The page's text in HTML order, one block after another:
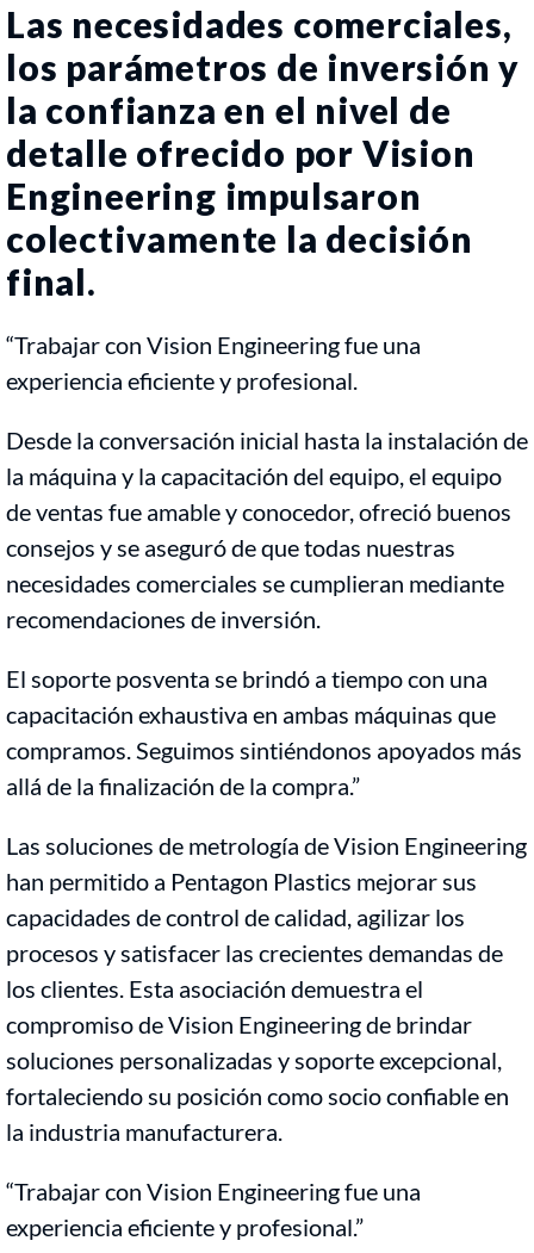
Las necesidades comerciales,
los parámetros de inversión y
la confianza en el nivel de
detalle ofrecido por Vision
Engineering impulsaron
colectivamente la decisión
final.
“Trabajar con Vision Engineering fue una
experiencia eficiente y profesional.
Desde la conversación inicial hasta la instalación de
la máquina y la capacitación del equipo, el equipo
de ventas fue amable y conocedor, ofreció buenos
consejos y se aseguró de que todas nuestras
necesidades comerciales se cumplieran mediante
recomendaciones de inversión.
El soporte posventa se brindó a tiempo con una
capacitación exhaustiva en ambas máquinas que
compramos. Seguimos sintiéndonos apoyados más
allá de la finalización de la compra.”
Las soluciones de metrología de Vision Engineering
han permitido a Pentagon Plastics mejorar sus
capacidades de control de calidad, agilizar los
procesos y satisfacer las crecientes demandas de
los clientes. Esta asociación demuestra el
compromiso de Vision Engineering de brindar
soluciones personalizadas y soporte excepcional,
fortaleciendo su posición como socio confiable en
la industria manufacturera.
“Trabajar con Vision Engineering fue una
experiencia eficiente y profesional.”